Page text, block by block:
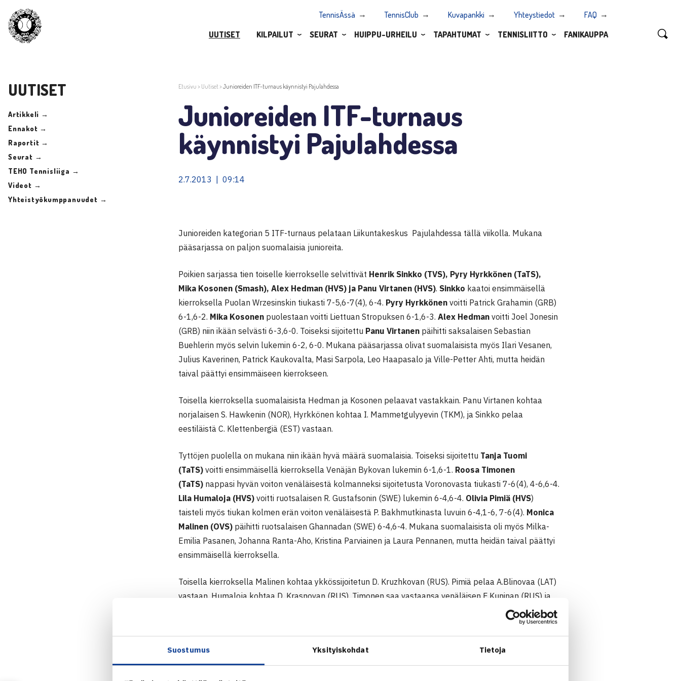
Suostumus Yksityiskohdat Tietoja
TennisÄssä TennisClub Kuvapankki Yhteystiedot
FAQ
UUTISET
KILPAILUT SEURAT HUIPPU-URHEILU TAPAHTUMAT TENNISLIITTO FANIKAUPPA
UUTISET
Artikkeli →
Ennakot →
Raportit →
Seurat →
TEHO Tennisliiga →
Videot →
Yhteistyökumppanuudet →
Etusivu > Uutiset>Junioreiden ITF-turnaus käynnistyi Pajulahdessa
Junioreiden ITF-turnaus
käynnistyi Pajulahdessa
2.7.2013 | 09:14
Junioreiden kategorian 5 ITF-turnaus pelataan Liikuntakeskus Pajulahdessa tällä viikolla. Mukana
pääsarjassa on paljon suomalaisia junioreita.
Poikien sarjassa tien toiselle kierrokselle selvittivät Henrik Sinkko (TVS), Pyry Hyrkkönen (TaTS),
Mika Kosonen (Smash), Alex Hedman (HVS) ja Panu Virtanen (HVS). Sinkko kaatoi ensimmäisellä
kierroksella Puolan Wrzesinskin tiukasti 7-5,6-7(4), 6-4. Pyry Hyrkkönen voitti Patrick Grahamin (GRB)
6-1,6-2. Mika Kosonen puolestaan voitti Liettuan Stropuksen 6-1,6-3. Alex Hedman voitti Joel Jonesin
(GRB) niin ikään selvästi 6-3,6-0. Toiseksi sijoitettu Panu Virtanen päihitti saksalaisen Sebastian
Buehlerin myös selvin lukemin 6-2, 6-0. Mukana pääsarjassa olivat suomalaisista myös Ilari Vesanen,
Julius Kaverinen, Patrick Kaukovalta, Masi Sarpola, Leo Haapasalo ja Ville-Petter Ahti, mutta heidän
taival päättyi ensimmäiseen kierrokseen.
Toisella kierroksella suomalaisista Hedman ja Kosonen pelaavat vastakkain. Panu Virtanen kohtaa
norjalaisen S. Hawkenin (NOR), Hyrkkönen kohtaa I. Mammetgulyyevin (TKM), ja Sinkko pelaa
eestiläistä C. Klettenbergiä (EST) vastaan.
Tyttöjen puolella on mukana niin ikään hyvä määrä suomalaisia. Toiseksi sijoitettu Tanja Tuomi
(TaTS) voitti ensimmäisellä kierroksella Venäjän Bykovan lukemin 6-1,6-1. Roosa Timonen
(TaTS) nappasi hyvän voiton venäläisestä kolmanneksi sijoitetusta Voronovasta tiukasti 7-6(4), 4-6,6-4.
Lila Humaloja (HVS) voitti ruotsalaisen R. Gustafsonin (SWE) lukemin 6-4,6-4. Olivia Pimiä (HVS)
taisteli myös tiukan kolmen erän voiton venäläisestä P. Bakhmutkinasta luvuin 6-4,1-6, 7-6(4). Monica
Malinen (OVS) päihitti ruotsalaisen Ghannadan (SWE) 6-4,6-4. Mukana suomalaisista oli myös Milka-
Emilia Pasanen, Johanna Ranta-Aho, Kristina Parviainen ja Laura Pennanen, mutta heidän taival päättyi
ensimmäisellä kierroksella.
Toisella kierroksella Malinen kohtaa ykkössijoitetun D. Kruzhkovan (RUS). Pimiä pelaa A.Blinovaa (LAT)
vastaan. Humaloja kohtaa D. Krasnovan (RUS). Timonen saa vastaansa venäläisen E.Kuninan (RUS) ja
Pajulahti Cup
Juniorien ITF-turnaus (5. kategoria)